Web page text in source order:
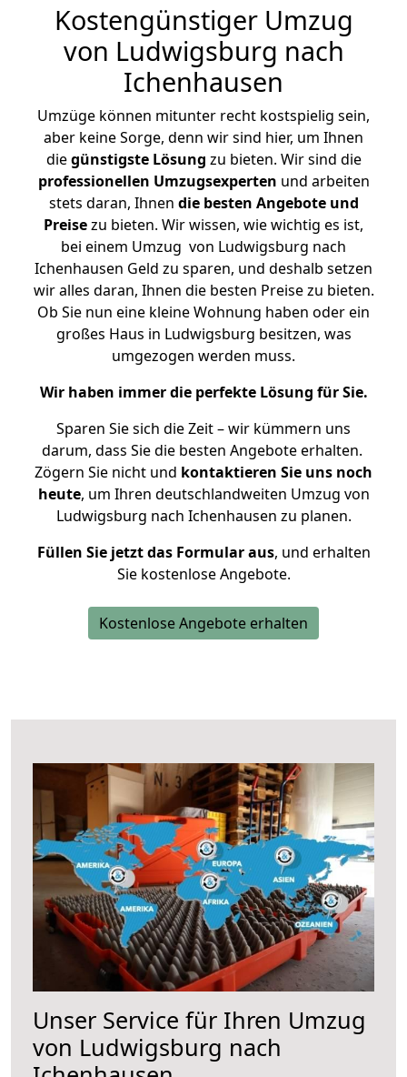
Kostengünstiger Umzug
von Ludwigsburg nach
Ichenhausen
Umzüge können mitunter recht kostspielig sein,
aber keine Sorge, denn wir sind hier, um Ihnen
diegünstigste Lösung zu bieten. Wir sind die
professionellen Umzugsexperten und arbeiten
stets daran, Ihnen die besten Angebote und
Preisezu bieten. Wir wissen, wie wichtig es ist,
bei einem Umzug von Ludwigsburg nach
Ichenhausen Geld zu sparen, und deshalb setzen
wir alles daran, Ihnen die besten Preise zu bieten.
Ob Sie nun eine kleine Wohnung haben oder ein
großes Haus in Ludwigsburg besitzen, was
umgezogen werden muss.
Wir haben immer die perfekte Lösung für Sie.
Sparen Sie sich die Zeit – wir kümmern uns
darum, dass Sie die besten Angebote erhalten.
Zögern Sie nicht und kontaktieren Sie uns noch
heute, um Ihren deutschlandweiten Umzug von
Ludwigsburg nach Ichenhausen zu planen.
Füllen Sie jetzt das Formular aus, und erhalten
Sie kostenlose Angebote.
Kostenlose Angebote erhalten
Unser Service für Ihren Umzug
von Ludwigsburg nach